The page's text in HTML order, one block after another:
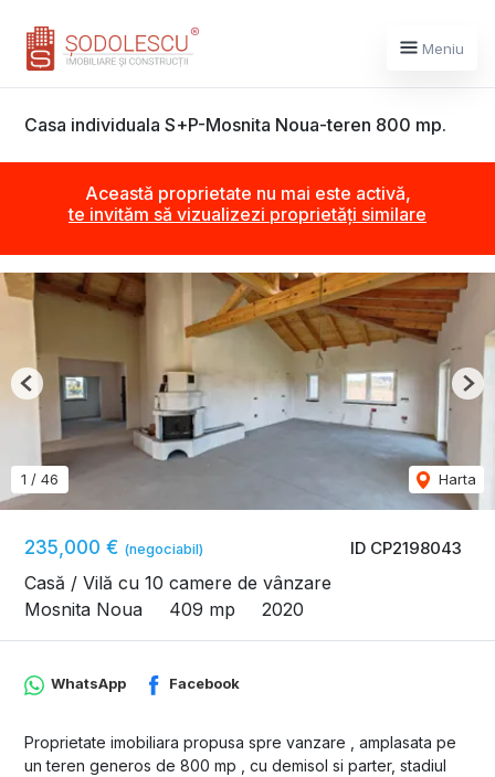
Meniu
Casa individuala S+P-Mosnita Noua-teren 800 mp.
Această proprietate nu mai este activă,
te invităm să vizualizezi proprietăți similare
ID CP2198043
235,000 € (negociabil)
Casă / Vilă cu 10 camere de vânzare
Mosnita Noua
409 mp 2020
1 / 46 Harta
Previous
WhatsApp Facebook
Proprietate imobiliara propusa spre vanzare , amplasata pe
un teren generos de 800 mp , cu demisol si parter, stadiul